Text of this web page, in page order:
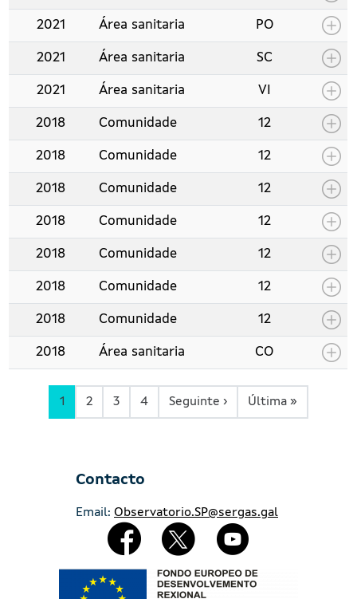
2021 Área sanitaria PO
2021 Área sanitaria SC
2021 Área sanitaria VI
2018 Comunidade 12
2018 Comunidade 12
2018 Comunidade 12
2018 Comunidade 12
2018 Comunidade 12
2018 Comunidade 12
2018 Comunidade 12
2018 Área sanitaria CO
1 2 3 4 Seguinte ›Páxina Seguinte
Última »
Contacto
Email: Observatorio.SP@sergas.gal
Redes Sociales